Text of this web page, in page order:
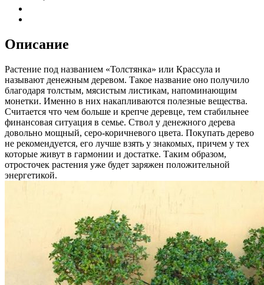
Описание
Растение под названием «Толстянка» или Крассула и
называют денежным деревом. Такое название оно получило
благодаря толстым, мясистым листикам, напоминающим
монетки. Именно в них накапливаются полезные вещества.
Считается что чем больше и крепче деревце, тем стабильнее
финансовая ситуация в семье. Ствол у денежного дерева
довольно мощный, серо-коричневого цвета. Покупать дерево
не рекомендуется, его лучше взять у знакомых, причем у тех
которые живут в гармонии и достатке. Таким образом,
отросточек растения уже будет заряжен положительной
энергетикой.